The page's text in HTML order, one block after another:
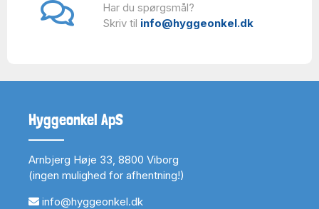
Har du spørgsmål?
Skriv til info@hyggeonkel.dk
Hyggeonkel ApS
Arnbjerg Høje 33, 8800 Viborg
(ingen mulighed for afhentning!)
info@hyggeonkel.dk